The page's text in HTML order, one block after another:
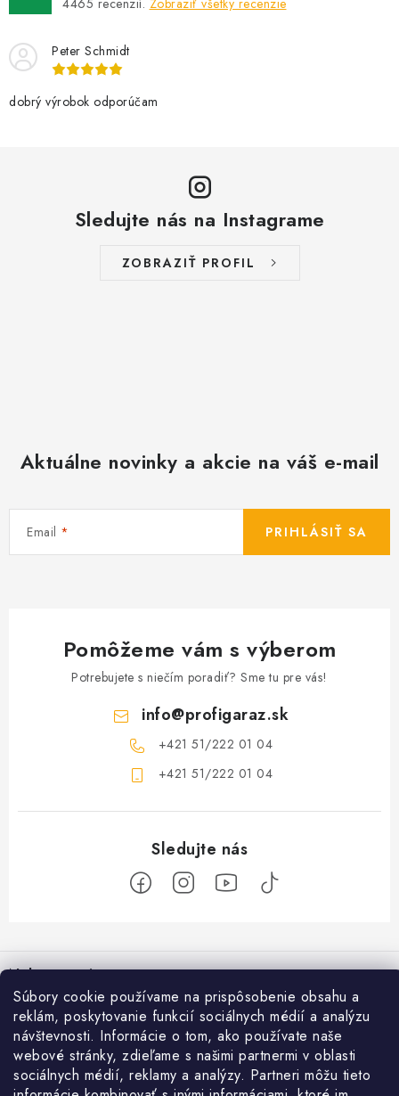
Súbory cookie používame na prispôsobenie obsahu a
reklám, poskytovanie funkcií sociálnych médií a analýzu
návštevnosti. Informácie o tom, ako používate naše
webové stránky, zdieľame s našimi partnermi v oblasti
sociálnych médií, reklamy a analýzy. Partneri môžu tieto
Peter Schmidt
dobrý výrobok odporúčam
Sledujte nás na Instagrame
ZOBRAZIŤ PROFIL
Aktuálne novinky a akcie na váš e-mail
Email PRIHLÁSIŤ SA
Pomôžeme vám s výberom
Potrebujete s niečím poradiť? Sme tu pre vás!
info@profigaraz.sk
+421 51/222 01 04
+421 51/222 01 04
á
p Nakupovanie
Ako nakupovať
Obchodné podmienky
Doprava a platba
Objednávky
Použitie Darčekovej poukážky
O nás